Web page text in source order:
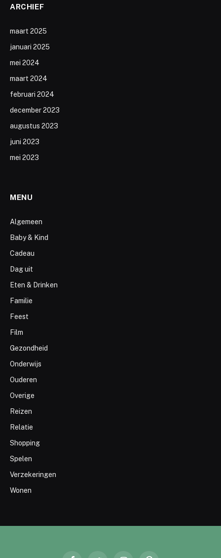
ARCHIEF
maart 2025
januari 2025
mei 2024
maart 2024
februari 2024
december 2023
augustus 2023
juni 2023
mei 2023
MENU
Algemeen
Baby & Kind
Cadeau
Dag uit
Eten & Drinken
Familie
Feest
Film
Gezondheid
Onderwijs
Ouderen
Overige
Reizen
Relatie
Shopping
Spelen
Verzekeringen
Wonen